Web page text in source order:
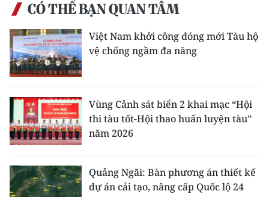
CÓ THỂ BẠN QUAN TÂM
Việt Nam khởi công đóng mới Tàu hộ
vệ chống ngầm đa năng
Vùng Cảnh sát biển 2 khai mạc “Hội
thi tàu tốt-Hội thao huấn luyện tàu”
năm 2026
Quảng Ngãi: Bàn phương án thiết kế
dự án cải tạo, nâng cấp Quốc lộ 24